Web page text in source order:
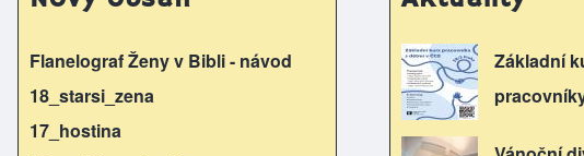
Flanelograf Ženy v Bibli - návod
18_starsi_zena
17_hostina
Základní